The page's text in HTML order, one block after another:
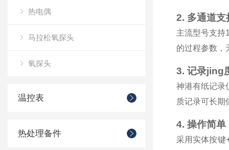
热电偶
马拉松氧探头
氧探头
温控表
热处理备件
2. 多通道支
主流型号支持
的过程参数，
3. 记录jing
神港有纸记录
质记录可长期
4. 操作简单
采用实体按键